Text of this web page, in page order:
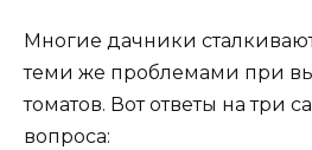
Многие дачники
теми же проблемами при
томатов. Вот ответы на три
вопроса: